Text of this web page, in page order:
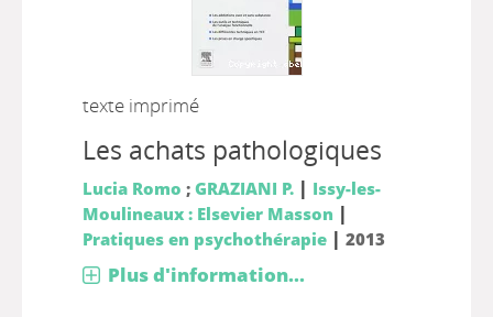
texte imprimé
Les achats pathologiques
Lucia Romo ; GRAZIANI P. | Issy-les-
Moulineaux : Elsevier Masson |
Pratiques en psychothérapie| 2013
Plus d'information...